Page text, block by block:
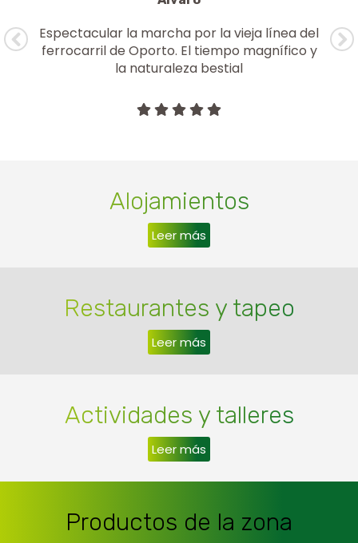
Espectacular la marcha por la vieja línea del
ferrocarril de Oporto. El tiempo magnífico y
la naturaleza bestial
Alojamientos
Leer más
Restaurantes y tapeo
Leer más
Actividades y talleres
Leer más
Productos de la zona